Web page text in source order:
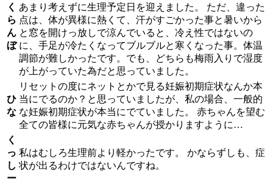
く
ら
ん
ぼ
あまり考えずに生理予定日を迎えました。 ただ、違った
点は、体が異様に熱くて、汗がすごかった事と暑いから
と窓を開けっ放しで涼んでいると、冷え性ではないの
に、手足が冷たくなってブルブルと寒くなった事。体温
調節が難しかったです。でも、どちらも梅雨入りで湿度
が上がっていた為だと思っていました。
ひ
な
リセットの度にネットとかで見る妊娠初期症状なんか本
当にでるのか？と思っていましたが、私の場合、一般的
な妊娠初期症状が本当にでていました。 赤ちゃんを望む
全ての皆様に元気な赤ちゃんが授かりますように…
く
っ
し
ー
私はむしろ生理前より軽かったです。 かならずしも、症
状が出るわけではないんですね。